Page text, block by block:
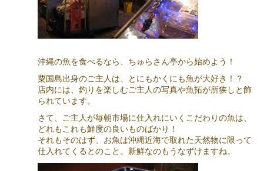
沖縄の魚を食べるなら、ちゅらさん亭から始めよう！
粟国島出身のご主人は、とにもかくにも魚が大好き！？
店内には、釣りを楽しむご主人の写真や魚拓が所狭しと飾
られています。
さて、ご主人が毎朝市場に仕入れにいくこだわりの魚は、
どれもこれも鮮度の良いものばかり！
それもそのはず、お魚は沖縄近海で取れた天然物に限って
仕入れてくるとのこと。新鮮なのもうなずけますね。